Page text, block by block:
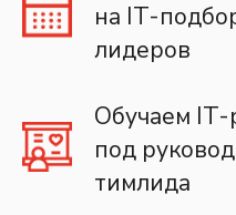
на IT-
лидеров
Обучаем IT-
под
тимлида